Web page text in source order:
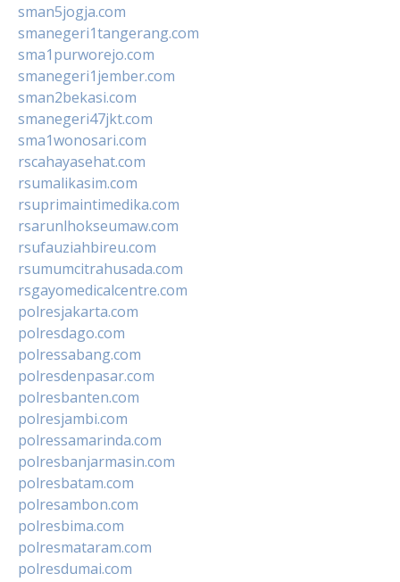
sman5jogja.com
smanegeri1tangerang.com
sma1purworejo.com
smanegeri1jember.com
sman2bekasi.com
smanegeri47jkt.com
sma1wonosari.com
rscahayasehat.com
rsumalikasim.com
rsuprimaintimedika.com
rsarunlhokseumaw.com
rsufauziahbireu.com
rsumumcitrahusada.com
rsgayomedicalcentre.com
polresjakarta.com
polresdago.com
polressabang.com
polresdenpasar.com
polresbanten.com
polresjambi.com
polressamarinda.com
polresbanjarmasin.com
polresbatam.com
polresambon.com
polresbima.com
polresmataram.com
polresdumai.com